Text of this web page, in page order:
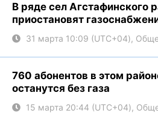
В ряде сел Агстафинского
приостановят
31 марта 10:09 (UTC+04),
760 абонентов в этом
останутся без газа
15 марта 20:44 (UTC+04),